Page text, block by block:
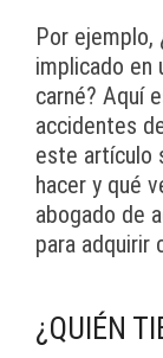
Por ejemplo,
implicado en
carné? Aquí
accidentes
este artículo
hacer y qué
abogado de
para adquirir
¿QUIÉN